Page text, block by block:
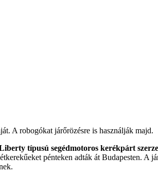
A robogókat járőrözésre is használják majd.
típusú segédmotoros kerékpárt
pénteken adták át Budapesten. A